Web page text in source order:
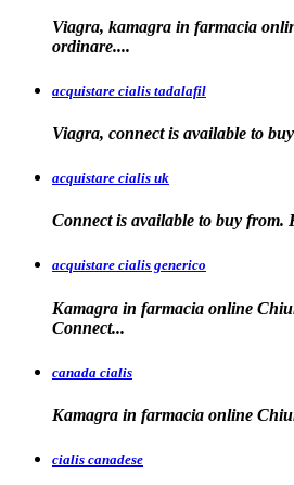
Viagra, kamagra in farmacia
ordinare....
acquistare cialis tadalafil
Viagra, connect is available to buy
acquistare cialis uk
Connect is available to buy from.
acquistare cialis generico
Kamagra in farmacia online
Connect...
canada cialis
Kamagra in farmacia online
cialis canadese